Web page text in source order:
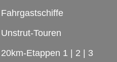
Fahrgastschiffe
Unstrut-Touren
20km-Etappen 1 | 2 | 3